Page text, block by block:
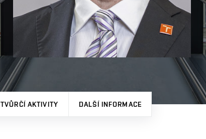
TVŮRČÍ AKTIVITY DALŠÍ INFORMACE